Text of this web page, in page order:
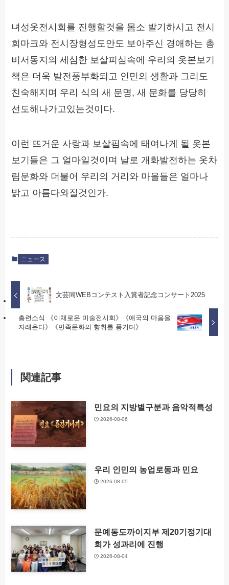
녀성옷전시회를 진행할것을 몸소 발기하시고 전시
회마크와 전시장형성도안도 보아주신 경애하는 총
비서동지의 세심한 보살피심속에 우리의 옷본보기
책은 더욱 발전풍부화되고 인민의 생활과 그리도
친숙해지며 우리 식의 새 문명, 새 문화를 당당히
선도해나가고있는것이다.
이런 뜨거운 사랑과 보살핌속에 태여나게 될 옷본
보기들은 그 얼마일것이며 날로 개화발전하는 옷차
림문화와 더불어 우리의 거리와 마을들은 얼마나
밝고 아름다와질것인가.
ニュース
文芸同WEBコンテスト入賞者記念コンサート2025
총련소식 《이채로운 미술전시회》《애국의 마음을
자래운다》《민족문화의 향취를 풍기며》
関連記事
민요의 지방별구분과 음악적특성
2026-08-06
우리 인민의 농업로동과 민요
2026-08-05
문예동도까이지부 제20기정기대
회가 성과리에 진행
2026-08-04